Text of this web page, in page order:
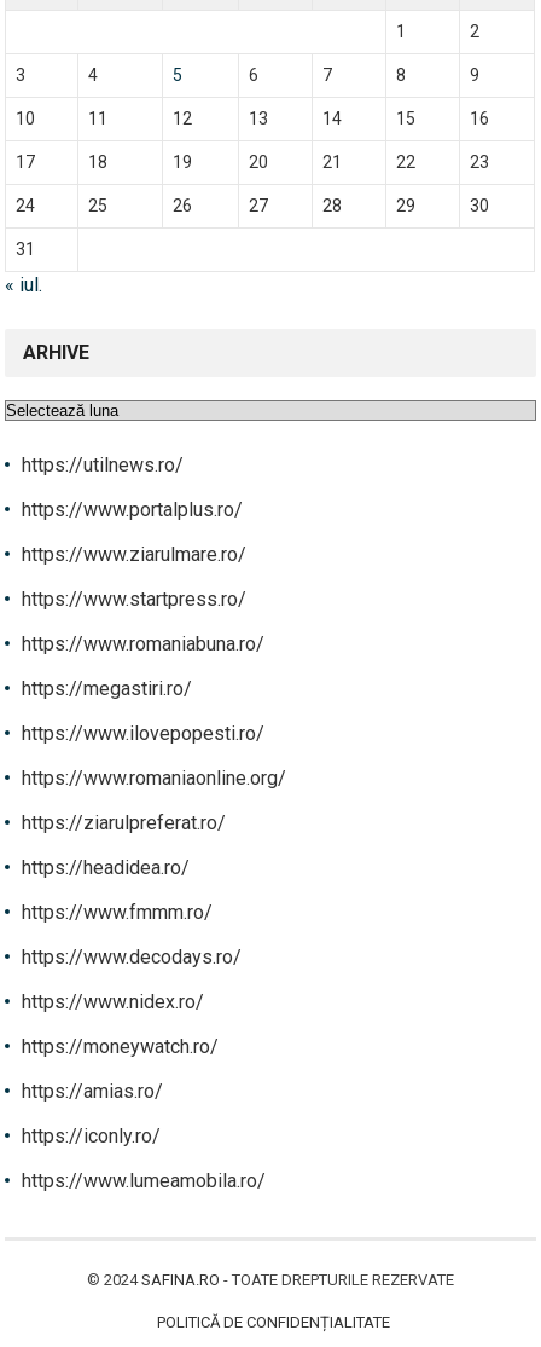
1 2
3 4 5 6 7 8 9
10 11 12 13 14 15 16
17 18 19 20 21 22 23
24 25 26 27 28 29 30
31
« iul.
ARHIVE
Arhive
https://utilnews.ro/
https://www.portalplus.ro/
https://www.ziarulmare.ro/
https://www.startpress.ro/
https://www.romaniabuna.ro/
https://megastiri.ro/
https://www.ilovepopesti.ro/
https://www.romaniaonline.org/
https://ziarulpreferat.ro/
https://headidea.ro/
https://www.fmmm.ro/
https://www.decodays.ro/
https://www.nidex.ro/
https://moneywatch.ro/
https://amias.ro/
https://iconly.ro/
https://www.lumeamobila.ro/
© 2024SAFINA.RO - TOATE DREPTURILE REZERVATE
POLITICĂ DE CONFIDENȚIALITATE